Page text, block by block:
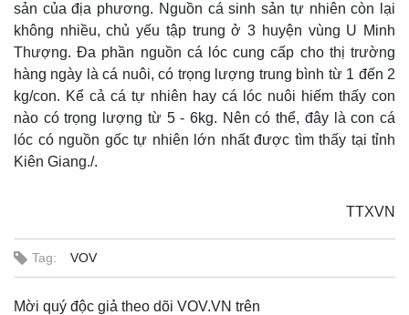
sản của địa phương. Nguồn cá sinh sản tự nhiên còn lại
không nhiều, chủ yếu tập trung ở 3 huyện vùng U Minh
Thượng. Đa phần nguồn cá lóc cung cấp cho thị trường
hàng ngày là cá nuôi, có trọng lượng trung bình từ 1 đến 2
kg/con. Kể cả cá tự nhiên hay cá lóc nuôi hiếm thấy con
nào có trọng lượng từ 5 - 6kg. Nên có thể, đây là con cá
lóc có nguồn gốc tự nhiên lớn nhất được tìm thấy tại tỉnh
Kiên Giang./.
TTXVN
Tag: VOV
Mời quý độc giả theo dõi VOV.VN trên